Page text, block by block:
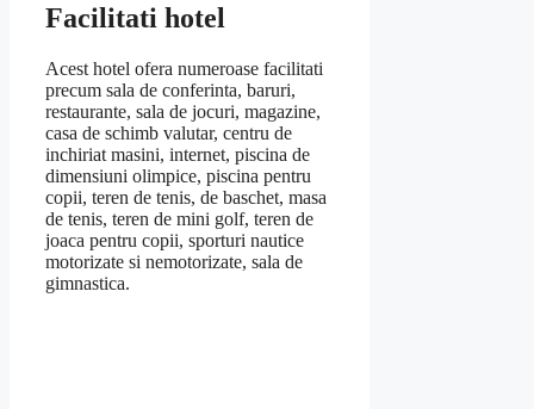
Facilitati hotel
Acest hotel ofera numeroase facilitati
precum sala de conferinta, baruri,
restaurante, sala de jocuri, magazine,
casa de schimb valutar, centru de
inchiriat masini, internet, piscina de
dimensiuni olimpice, piscina pentru
copii, teren de tenis, de baschet, masa
de tenis, teren de mini golf, teren de
joaca pentru copii, sporturi nautice
motorizate si nemotorizate, sala de
gimnastica.